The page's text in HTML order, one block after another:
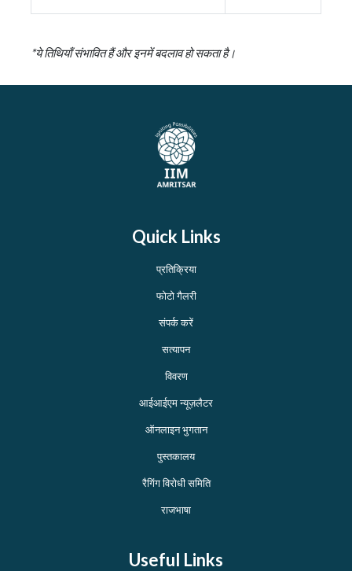
*ये तिथियाँ संभावित हैं और इनमें बदलाव हो सकता है।
Quick Links
प्रतिक्रिया
फोटो गैलरी
संपर्क करें
सत्यापन
विवरण
आईआईएम न्यूज़लैटर
ऑनलाइन भुगतान
पुस्तकालय
रैगिंग विरोधी समिति
राजभाषा
Useful Links